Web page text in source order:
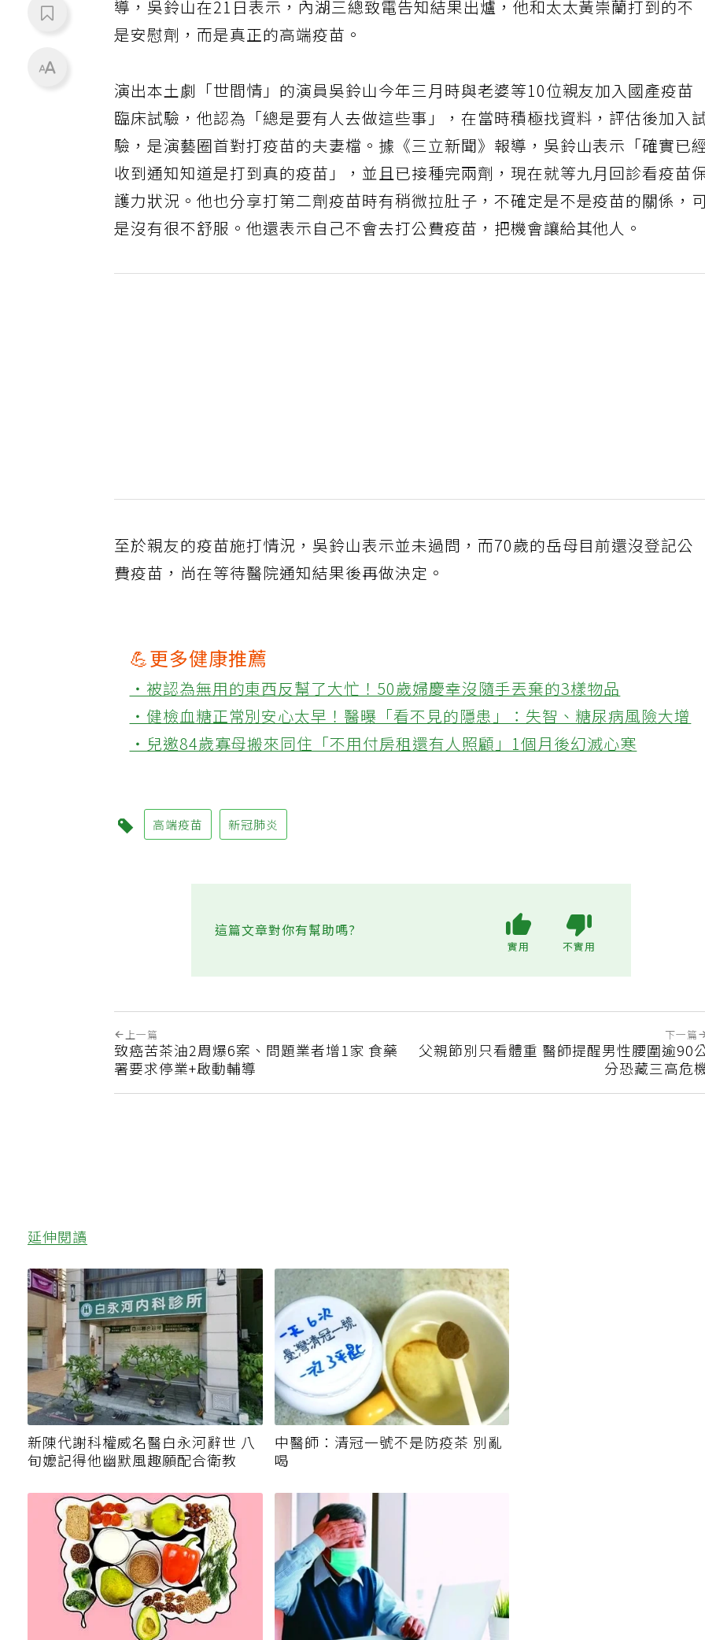
導，吳鈴山在21日表示，內湖三總致電告知結果出爐，他和太太黃崇蘭打到的不
是安慰劑，而是真正的高端疫苗。
演出本土劇「世間情」的演員吳鈴山今年三月時與老婆等10位親友加入國產疫苗
臨床試驗，他認為「總是要有人去做這些事」，在當時積極找資料，評估後加入
驗，是演藝圈首對打疫苗的夫妻檔。據《三立新聞》報導，吳鈴山表示「確實已
收到通知知道是打到真的疫苗」，並且已接種完兩劑，現在就等九月回診看疫苗
護力狀況。他也分享打第二劑疫苗時有稍微拉肚子，不確定是不是疫苗的關係，可
是沒有很不舒服。他還表示自己不會去打公費疫苗，把機會讓給其他人。
至於親友的疫苗施打情況，吳鈴山表示並未過問，而70歲的岳母目前還沒登記公
費疫苗，尚在等待醫院通知結果後再做決定。
💪更多健康推薦
‧被認為無用的東西反幫了大忙！50歲婦慶幸沒隨手丟棄的3樣物品
‧健檢血糖正常別安心太早！醫曝「看不見的隱患」：失智、糖尿病風險大增
‧兒邀84歲寡母搬來同住「不用付房租還有人照顧」1個月後幻滅心寒
高端疫苗 新冠肺炎
這篇文章對你有幫助嗎?
上一篇
致癌苦茶油2周爆6案、問題業者增1家 食藥
署要求停業+啟動輔導
下一篇
父親節別只看體重 醫師提醒男性腰圍逾90
分恐藏三高危
延伸閱讀
新陳代謝科權威名醫白永河辭世 八
旬嬤記得他幽默風趣願配合衛教
中醫師：清冠一號不是防疫茶 別亂
喝